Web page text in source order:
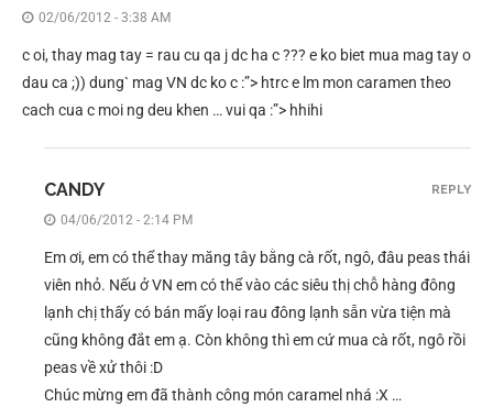
02/06/2012 - 3:38 AM
c oi, thay mag tay = rau cu qa j dc ha c ??? e ko biet mua mag tay o
dau ca ;)) dung` mag VN dc ko c :”> htrc e lm mon caramen theo
cach cua c moi ng deu khen … vui qa :”> hhihi
CANDY
04/06/2012 - 2:14 PM
Em ơi, em có thể thay măng tây bằng cà rốt, ngô, đâu peas thái
viên nhỏ. Nếu ở VN em có thể vào các siêu thị chỗ hàng đông
lạnh chị thấy có bán mấy loại rau đông lạnh sẵn vừa tiện mà
cũng không đắt em ạ. Còn không thì em cứ mua cà rốt, ngô rồi
peas về xử thôi :D
Chúc mừng em đã thành công món caramel nhá :X …
REPLY